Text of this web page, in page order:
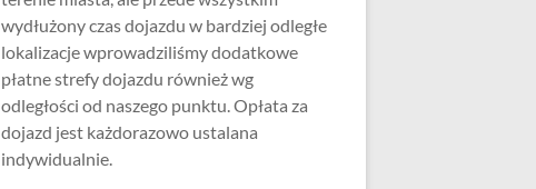
wydłużony czas dojazdu w bardziej odległe
lokalizacje wprowadziliśmy dodatkowe
płatne strefy dojazdu również wg
odległości od naszego punktu. Opłata za
dojazd jest każdorazowo ustalana
indywidualnie.